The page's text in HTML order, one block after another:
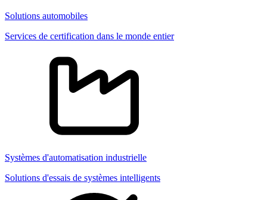
Solutions automobiles
Services de certification dans le monde entier
Systèmes d'automatisation industrielle
Solutions d'essais de systèmes intelligents